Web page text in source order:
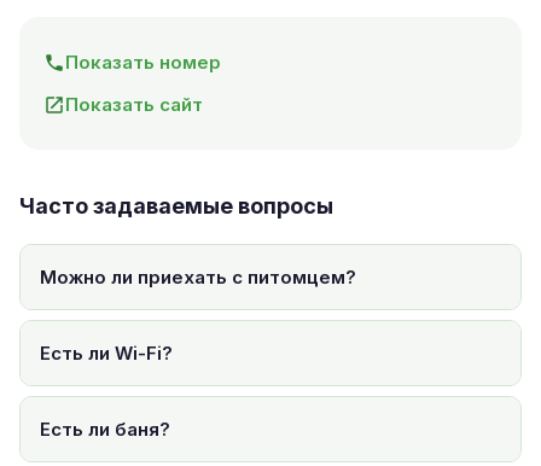
Показать номер
Показать сайт
Часто задаваемые вопросы
Можно ли приехать с питомцем?
Есть ли Wi-Fi?
Есть ли баня?